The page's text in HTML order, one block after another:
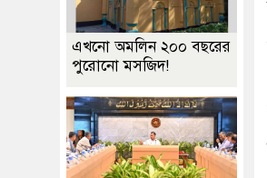
এখনো অমলিন ২০০ বছরের
পুরোনো মসজিদ!